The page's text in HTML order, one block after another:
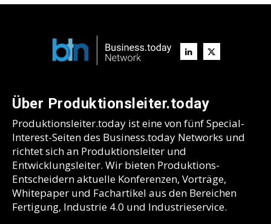
Über Produktionsleiter.today
Produktionsleiter.today ist eine von fünf Special-
Interest-Seiten des Business.today Networks und
richtet sich an Produktionsleiter und
Entwicklungsleiter. Wir bieten Produktions-
Entscheidern aktuelle Konferenzen, Vorträge,
Whitepaper und Fachartikel aus den Bereichen
Fertigung, Industrie 4.0 und Industrieservice.